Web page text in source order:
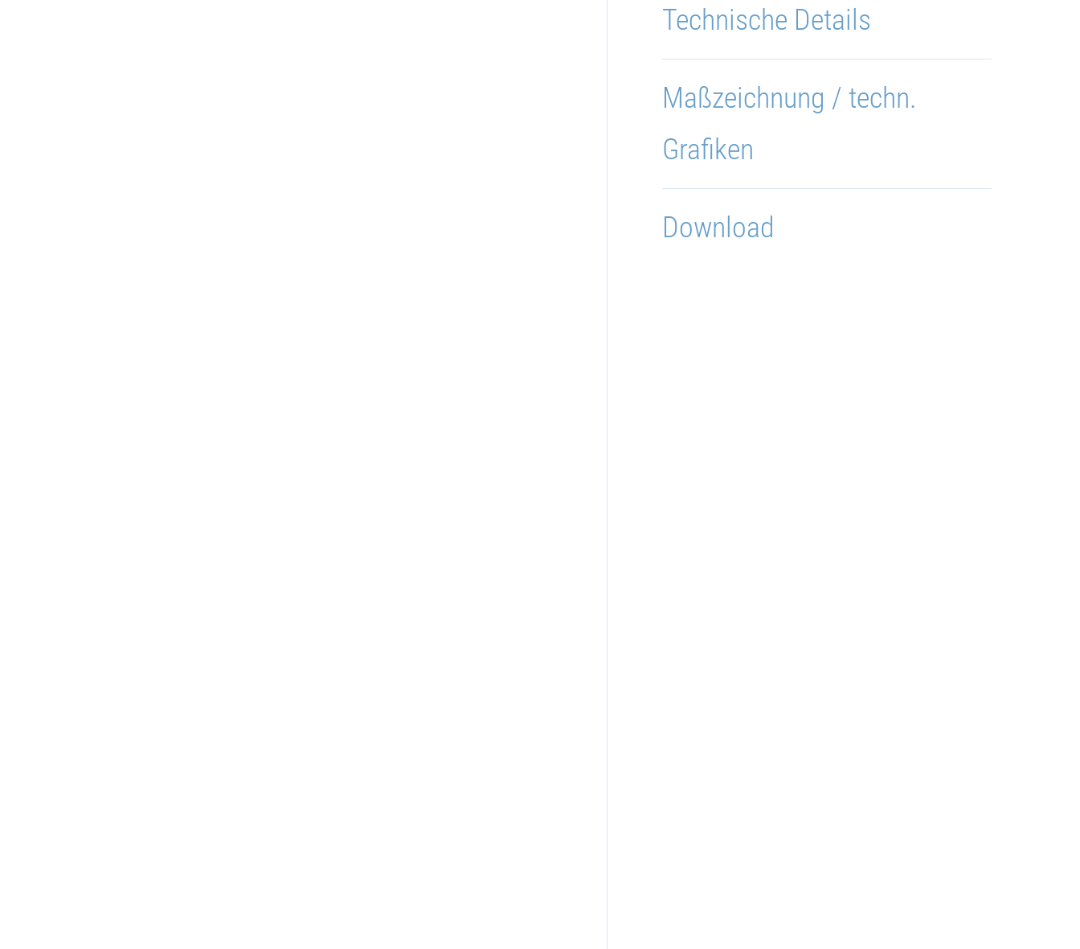
Technische Details
Maßzeichnung / techn.
Grafiken
Download